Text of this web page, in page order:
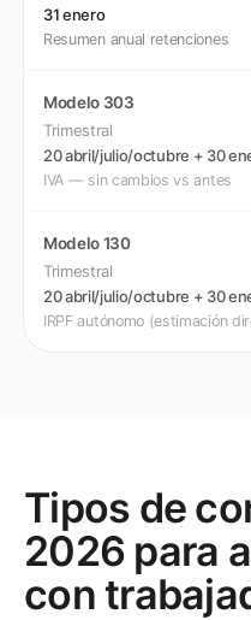
31 enero
Resumen anual retenciones
Modelo 303
Trimestral
20 abril/julio/octubre + 30
IVA — sin cambios vs antes
Modelo 130
Trimestral
20 abril/julio/octubre + 30
IRPF autónomo (estimación
Tipos de
2026 para
con